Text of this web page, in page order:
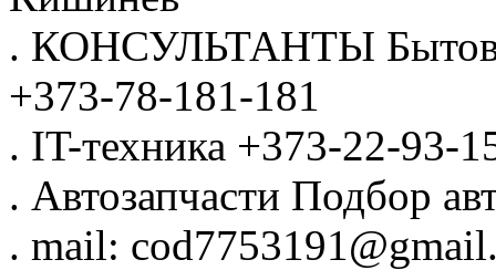
. КОНСУЛЬТАНТЫ
+373-78-181-181
. IT-техника +373-22-93-
. Автозапчасти Подбор
. mail: